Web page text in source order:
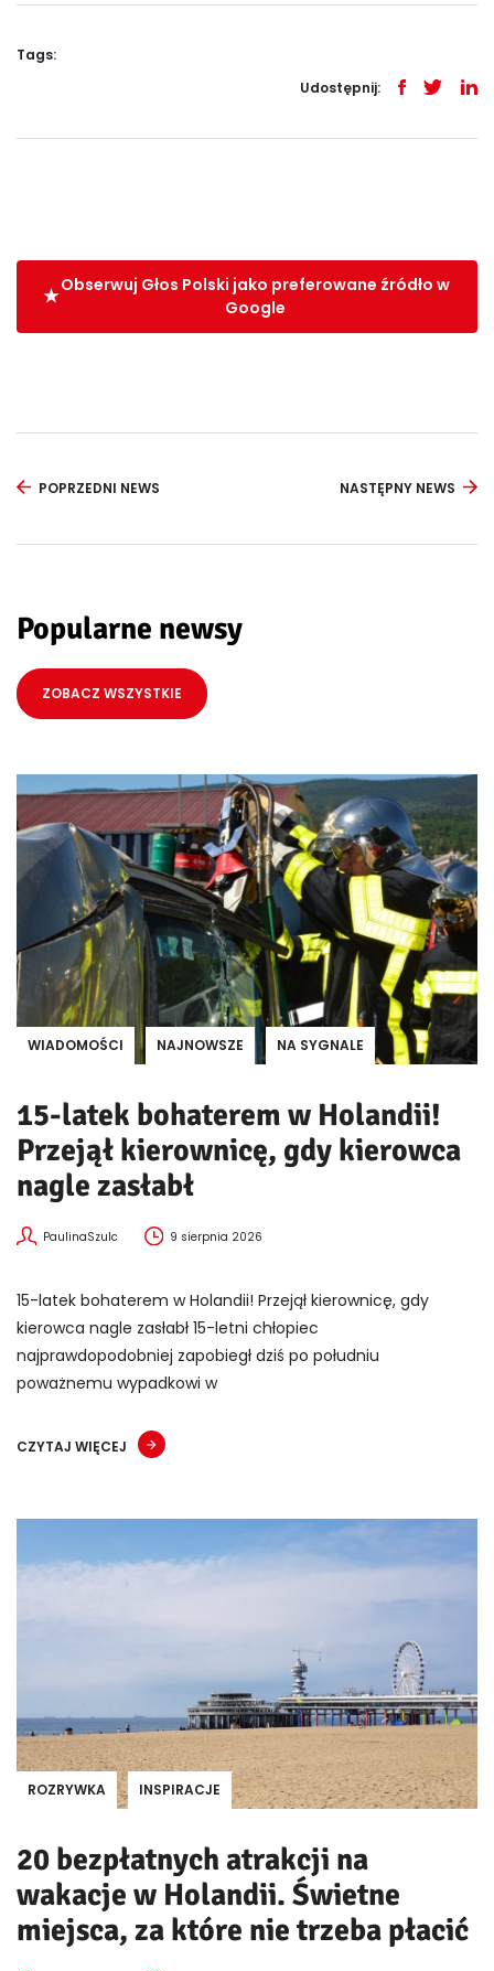
Tags:
Udostępnij:
Obserwuj Głos Polski jako preferowane źródło w
Google
POPRZEDNI NEWS NASTĘPNY NEWS
Popularne newsy
ZOBACZ WSZYSTKIE
WIADOMOŚCI NAJNOWSZE NA SYGNALE
15-latek bohaterem w Holandii!
Przejął kierownicę, gdy kierowca
nagle zasłabł
PaulinaSzulc 9 sierpnia 2026
15-latek bohaterem w Holandii! Przejął kierownicę, gdy
kierowca nagle zasłabł 15-letni chłopiec
najprawdopodobniej zapobiegł dziś po południu
poważnemu wypadkowi w
CZYTAJ WIĘCEJ
ROZRYWKA INSPIRACJE
20 bezpłatnych atrakcji na
wakacje w Holandii. Świetne
miejsca, za które nie trzeba płacić